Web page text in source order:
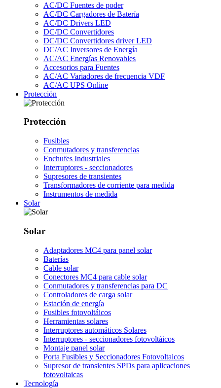
AC/DC Fuentes de poder
AC/DC Cargadores de Batería
AC/DC Drivers LED
DC/DC Convertidores
DC/DC Convertidores driver LED
DC/AC Inversores de Energía
AC/AC Energías Renovables
Accesorios para Fuentes
AC/AC Variadores de frecuencia VDF
AC/AC UPS Online
Protección
Protección
Fusibles
Conmutadores y transferencias
Enchufes Industriales
Interruptores - seccionadores
Supresores de transientes
Transformadores de corriente para medida
Instrumentos de medida
Solar
Solar
Adaptadores MC4 para panel solar
Baterías
Cable solar
Conectores MC4 para cable solar
Conmutadores y transferencias para DC
Controladores de carga solar
Estación de energía
Fusibles fotovoltáicos
Herramientas solares
Interruptores automáticos Solares
Interruptores - seccionadores fotovoltáicos
Montaje panel solar
Porta Fusibles y Seccionadores Fotovoltaicos
Supresor de transientes SPDs para aplicaciones
fotovoltaicas
Tecnología